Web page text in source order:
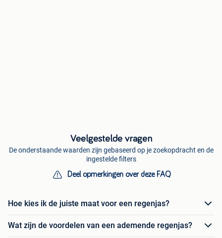
Veelgestelde vragen
De onderstaande waarden zijn gebaseerd op je zoekopdracht en de
ingestelde filters
Deel opmerkingen over deze FAQ
Hoe kies ik de juiste maat voor een regenjas?
Wat zijn de voordelen van een ademende regenjas?